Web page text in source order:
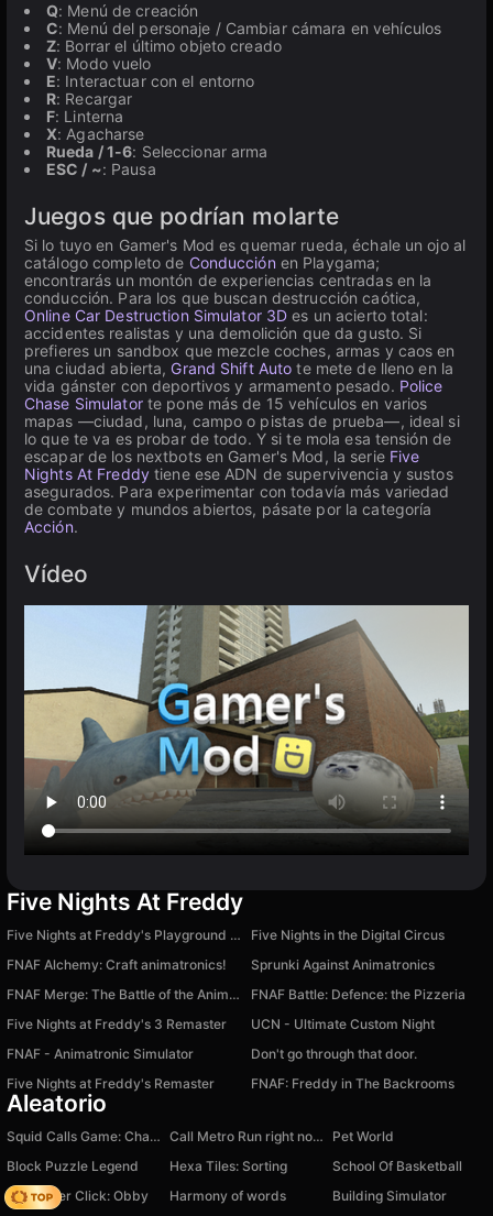
Q: Menú de creación
C: Menú del personaje / Cambiar cámara en vehículos
Z: Borrar el último objeto creado
V: Modo vuelo
E: Interactuar con el entorno
R: Recargar
F: Linterna
X: Agacharse
Rueda / 1-6: Seleccionar arma
ESC / ~: Pausa
Juegos que podrían molarte
Si lo tuyo en Gamer's Mod es quemar rueda, échale un ojo al
catálogo completo de Conducción en Playgama;
encontrarás un montón de experiencias centradas en la
conducción. Para los que buscan destrucción caótica,
Online Car Destruction Simulator 3D es un acierto total:
accidentes realistas y una demolición que da gusto. Si
prefieres un sandbox que mezcle coches, armas y caos en
una ciudad abierta, Grand Shift Auto te mete de lleno en la
vida gánster con deportivos y armamento pesado. Police
Chase Simulatorte pone más de 15 vehículos en varios
mapas —ciudad, luna, campo o pistas de prueba—, ideal si
lo que te va es probar de todo. Y si te mola esa tensión de
escapar de los nextbots en Gamer's Mod, la serie Five
Nights At Freddytiene ese ADN de supervivencia y sustos
asegurados. Para experimentar con todavía más variedad
de combate y mundos abiertos, pásate por la categoría
Acción.
Vídeo
Five Nights At Freddy
Five Nights at Freddy's Playground Sandbox
Five Nights in the Digital Circus
FNAF Alchemy: Craft animatronics!
Sprunki Against Animatronics
FNAF Merge: The Battle of the Animatronics
FNAF Battle: Defence: the Pizzeria
Five Nights at Freddy's 3 Remaster
UCN - Ultimate Custom Night
FNAF - Animatronic Simulator
Don't go through that door.
Five Nights at Freddy's Remaster
FNAF: Freddy in The Backrooms
Aleatorio
Squid Calls Game: Chat Prank, Video Call, Live Call Metro Run right now!
Pet World
Block Puzzle Legend
Hexa Tiles: Sorting
School Of Basketball
Speed per Click: Obby
Harmony of words
Building Simulator